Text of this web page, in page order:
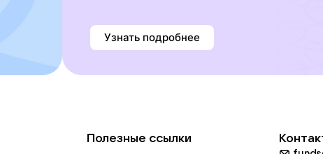
Узнать подробнее
Полезные ссылки